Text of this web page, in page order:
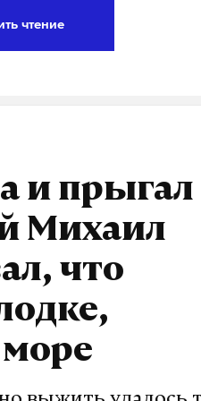
чтение
и прыгал
Михаил
что